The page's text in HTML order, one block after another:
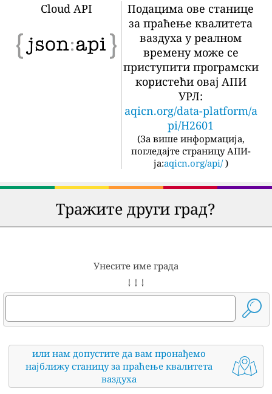
Cloud API
Подацима ове станице
за праћење квалитета
ваздуха у реалном
времену може се
приступити програмски
користећи овај АПИ
УРЛ:
aqicn.org/data-platform/a
pi/H2601
(За више информација,
погледајте страницу АПИ-
ја:aqicn.org/api/ )
Тражите други град?
Унесите име града
↓ ↓ ↓
или нам допустите да вам пронађемо
најближу станицу за праћење квалитета
ваздуха